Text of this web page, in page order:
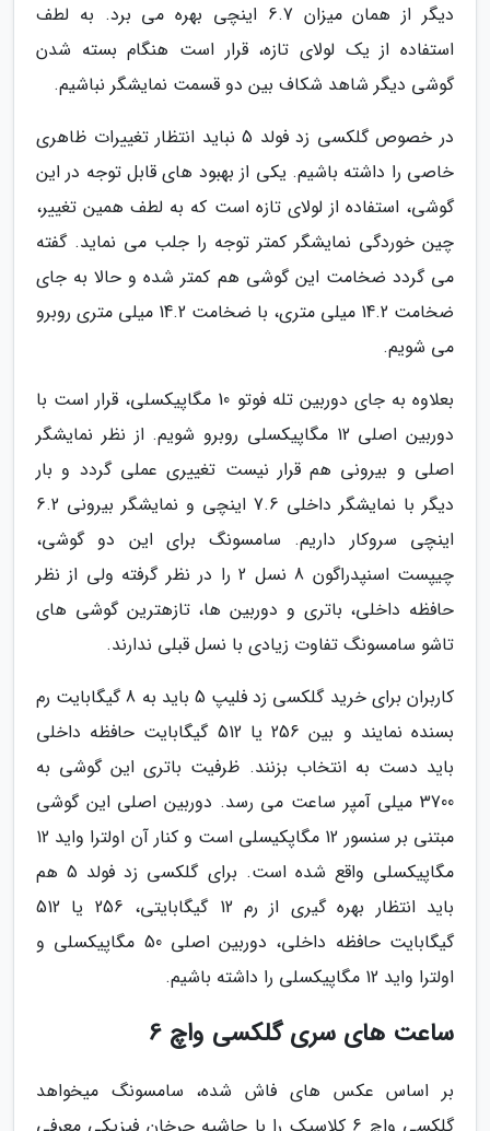
دیگر از همان میزان 6.7 اینچی بهره می برد. به لطف
استفاده از یک لولای تازه، قرار است هنگام بسته شدن
گوشی دیگر شاهد شکاف بین دو قسمت نمایشگر نباشیم.
در خصوص گلکسی زد فولد 5 نباید انتظار تغییرات ظاهری
خاصی را داشته باشیم. یکی از بهبود های قابل توجه در این
گوشی، استفاده از لولای تازه است که به لطف همین تغییر،
چین خوردگی نمایشگر کمتر توجه را جلب می نماید. گفته
می گردد ضخامت این گوشی هم کمتر شده و حالا به جای
ضخامت 14.2 میلی متری، با ضخامت 14.2 میلی متری روبرو
می شویم.
بعلاوه به جای دوربین تله فوتو 10 مگاپیکسلی، قرار است با
دوربین اصلی 12 مگاپیکسلی روبرو شویم. از نظر نمایشگر
اصلی و بیرونی هم قرار نیست تغییری عملی گردد و بار
دیگر با نمایشگر داخلی 7.6 اینچی و نمایشگر بیرونی 6.2
اینچی سروکار داریم. سامسونگ برای این دو گوشی،
چیپست اسنپدراگون 8 نسل 2 را در نظر گرفته ولی از نظر
حافظه داخلی، باتری و دوربین ها، تازهترین گوشی های
تاشو سامسونگ تفاوت زیادی با نسل قبلی ندارند.
کاربران برای خرید گلکسی زد فلیپ 5 باید به 8 گیگابایت رم
بسنده نمایند و بین 256 یا 512 گیگابایت حافظه داخلی
باید دست به انتخاب بزنند. ظرفیت باتری این گوشی به
3700 میلی آمپر ساعت می رسد. دوربین اصلی این گوشی
مبتنی بر سنسور 12 مگاپکیسلی است و کنار آن اولترا واید 12
مگاپیکسلی واقع شده است. برای گلکسی زد فولد 5 هم
باید انتظار بهره گیری از رم 12 گیگابایتی، 256 یا 512
گیگابایت حافظه داخلی، دوربین اصلی 50 مگاپیکسلی و
اولترا واید 12 مگاپیکسلی را داشته باشیم.
ساعت های سری گلکسی واچ 6
بر اساس عکس های فاش شده، سامسونگ میخواهد